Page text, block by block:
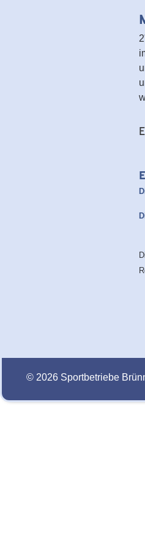
© 2026 Sportbetriebe